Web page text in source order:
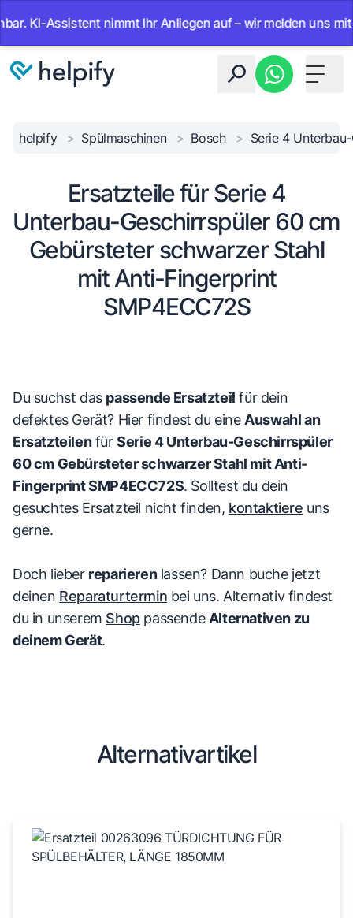
nimmt Ihr Anliegen auf – wir melden uns mit der
Toggle
helpify > Spülmaschinen > Bosch > Serie 4
Ersatzteile für Serie 4
Unterbau-Geschirrspüler 60 cm
Gebürsteter schwarzer Stahl
mit Anti-Fingerprint
SMP4ECC72S
Du suchst das passende Ersatzteil für dein
defektes Gerät? Hier findest du eine Auswahl an
ErsatzteilenfürSerie 4 Unterbau-Geschirrspüler
60 cm Gebürsteter schwarzer Stahl mit Anti-
Fingerprint SMP4ECC72S. Solltest du dein
gesuchtes Ersatzteil nicht finden, kontaktiere uns
gerne.
Doch lieber reparierenlassen? Dann buche jetzt
deinen Reparaturtermin bei uns. Alternativ findest
du in unserem Shoppassende Alternativen zu
deinem Gerät.
Alternativartikel